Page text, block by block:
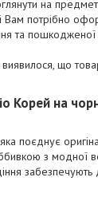
на предмет
потрібно
та пошкодженої
що
Корей на
поєднує
з модної